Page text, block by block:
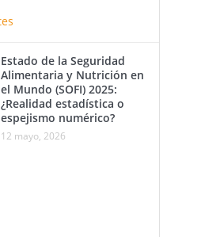
Estado de la Seguridad
Alimentaria y Nutrición en
el Mundo (SOFI) 2025:
¿Realidad estadística o
espejismo numérico?
12 mayo, 2026